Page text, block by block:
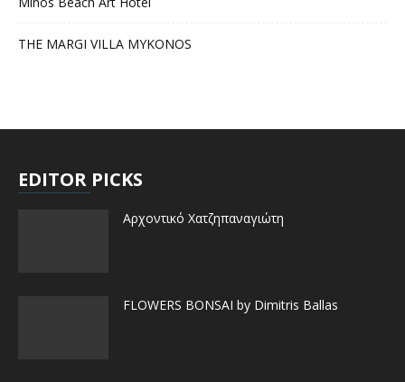
THE MARGI VILLA MYKONOS
EDITOR PICKS
Αρχοντικό Χατζηπαναγιώτη
FLOWERS BONSAI by Dimitris Ballas